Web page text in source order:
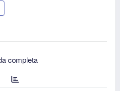
completa